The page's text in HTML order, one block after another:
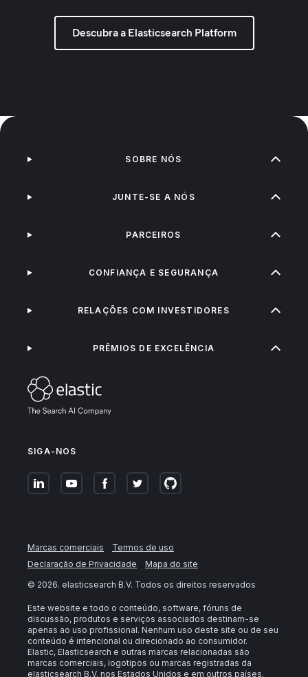
Descubra a Elasticsearch Platform
SIGA-NOS
SOBRE NÓS
JUNTE-SE A NÓS
PARCEIROS
CONFIANÇA E SEGURANÇA
RELAÇÕES COM INVESTIDORES
PRÊMIOS DE EXCELÊNCIA
Marcas comerciais
Termos de uso
Declaração de Privacidade
Mapa do site
© 2026. elasticsearch B.V. Todos os direitos reservados
Este website e todo o conteúdo, software, fóruns de
discussão, produtos e serviços associados destinam-se
apenas ao uso profissional. Nenhum uso deste site ou de seu
conteúdo é intencional ou direcionado ao consumidor.
Elastic, Elasticsearch e outras marcas relacionadas são
marcas comerciais, logotipos ou marcas registradas da
elasticsearch B.V. nos Estados Unidos e em outros países.